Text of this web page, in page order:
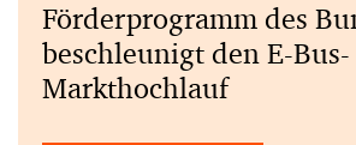
Förderprogramm des
beschleunigt den E-Bus-
Markthochlauf